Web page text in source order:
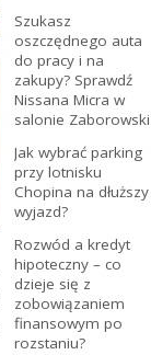
Szukasz
oszczędnego auta
do pracy i na
zakupy? Sprawdź
Nissana Micra w
salonie Zaborowski
Jak wybrać parking
przy lotnisku
Chopina na dłuższy
wyjazd?
Rozwód a kredyt
hipoteczny – co
dzieje się z
zobowiązaniem
finansowym po
rozstaniu?